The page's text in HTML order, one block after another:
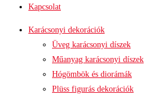
Kapcsolat
Karácsonyi dekorációk
Üveg karácsonyi díszek
Műanyag karácsonyi díszek
Hógömbök és diorámák
Plüss figurás dekorációk